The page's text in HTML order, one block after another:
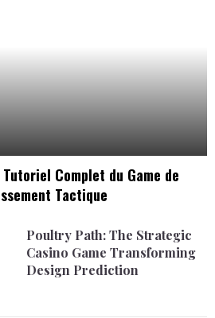
Complet du Game de
Tactique
Poultry Path: The Strategic
Casino Game Transforming
Design Prediction